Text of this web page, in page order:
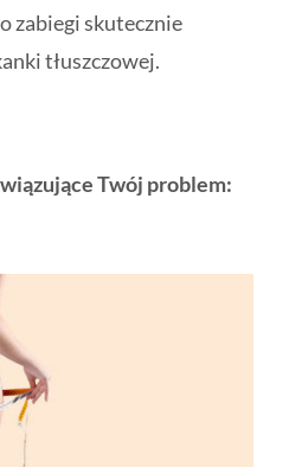
zabiegi skutecznie
tłuszczowej.
Twój problem: